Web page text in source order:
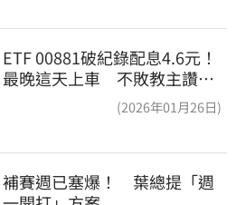
ETF 00881破紀錄配息4.6元！
最晚這天上車 不敗教主讚：
(2026年01月26日)
補賽週已塞爆！　葉總提「週